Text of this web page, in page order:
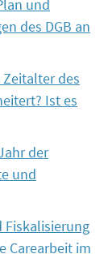
und
des DGB an
des
Ist es
der
und
Carearbeit im